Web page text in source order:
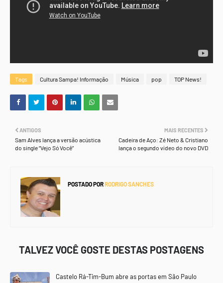
Tags Cultura Sampa! Informação Música pop TOP News!
MAIS RECENTES
Cadeira de Aço: Zé Neto & Cristiano
lança o segundo vídeo do novo DVD
ANTIGOS
Sam Alves lança a versão acústica
do single “Vejo Só Você”
POSTADO PORRODRIGO SANCHES
TALVEZ VOCÊ GOSTE DESTAS POSTAGENS
Castelo Rá-Tim-Bum abre as portas em São Paulo